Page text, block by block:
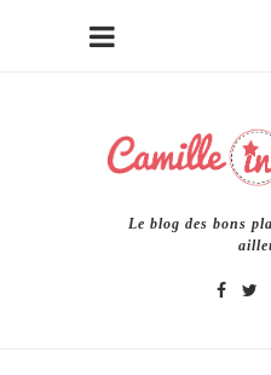
Le blog des bons